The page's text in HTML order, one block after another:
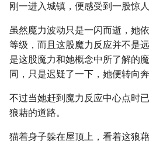
刚一进入城镇，便感受到一股惊人
虽然魔力波动只是一闪而逝，她
等级，而且这股魔力反应并不是
是这股魔力和她概念中所了解的
同，只是迟疑了一下，她便转向
不过当她赶到魔力反应中心点时
狼藉的道路。
猫着身子躲在屋顶上，看着这狼